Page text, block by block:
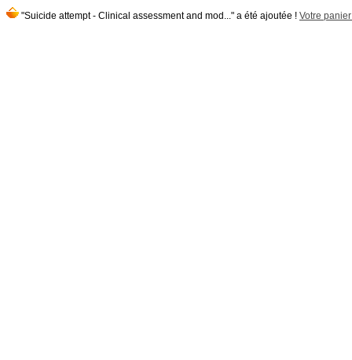
"Suicide attempt - Clinical assessment and mod..." a été ajoutée ! Votre